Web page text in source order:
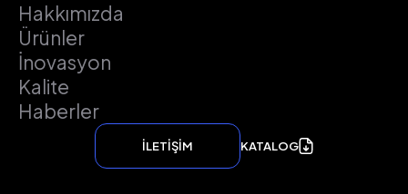
Hakkımızda
Ürünler
İnovasyon
Kalite
Haberler
KATALOG
İLETİŞİM